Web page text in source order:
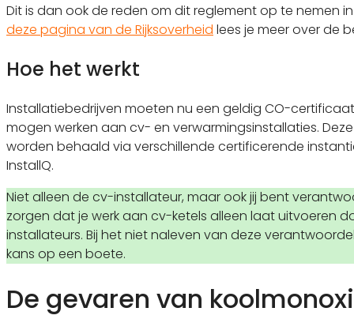
Dit is dan ook de reden om dit reglement op te nemen
deze pagina van de Rijksoverheid lees je meer over de
Hoe het werkt
Installatiebedrijven moeten nu een geldig CO-
mogen werken aan cv- en verwarmingsinstallaties.
worden behaald via verschillende certificerende
InstallQ.
Niet alleen de cv-installateur, maar ook jij bent
zorgen dat je werk aan cv-ketels alleen laat uitvoeren
installateurs. Bij het niet naleven van deze
kans op een boete.
De gevaren van